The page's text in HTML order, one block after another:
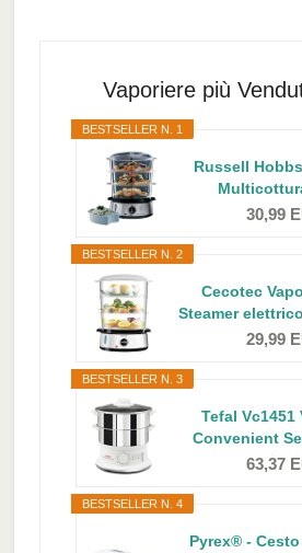
SidebarVaporiere più
BESTSELLER N. 1
Russell
30,99
BESTSELLER N. 2
Cecotec
Steamer
29,99
BESTSELLER N. 3
Tefal Vc1451
Convenient
63,37
BESTSELLER N. 4
Pyrex® -